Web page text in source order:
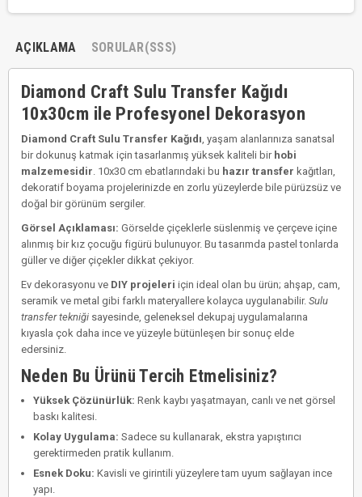
AÇIKLAMA SORULAR(SSS)
Diamond Craft Sulu Transfer Kağıdı
10x30cm ile Profesyonel Dekorasyon
Diamond Craft Sulu Transfer Kağıdı , yaşam alanlarınıza sanatsal
bir dokunuş katmak için tasarlanmış yüksek kaliteli bir hobi
malzemesidir . 10x30 cm ebatlarındaki bu hazır transfer kağıtları,
dekoratif boyama projelerinizde en zorlu yüzeylerde bile pürüzsüz ve
doğal bir görünüm sergiler.
Görsel Açıklaması: Görselde çiçeklerle süslenmiş ve çerçeve içine
alınmış bir kız çocuğu figürü bulunuyor. Bu tasarımda pastel tonlarda
güller ve diğer çiçekler dikkat çekiyor.
Ev dekorasyonu ve DIY projeleri için ideal olan bu ürün; ahşap, cam,
seramik ve metal gibi farklı materyallere kolayca uygulanabilir. Sulu
transfer tekniği sayesinde, geleneksel dekupaj uygulamalarına
kıyasla çok daha ince ve yüzeyle bütünleşen bir sonuç elde
edersiniz.
Neden Bu Ürünü Tercih Etmelisiniz?
Yüksek Çözünürlük: Renk kaybı yaşatmayan, canlı ve net görsel
baskı kalitesi.
Kolay Uygulama: Sadece su kullanarak, ekstra yapıştırıcı
gerektirmeden pratik kullanım.
Esnek Doku: Kavisli ve girintili yüzeylere tam uyum sağlayan ince
yapı.